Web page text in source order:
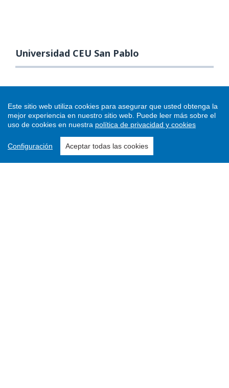
Universidad CEU San Pablo
Este sitio web utiliza cookies para asegurar que usted obtenga la
mejor experiencia en nuestro sitio web. Puede leer más sobre el
uso de cookies en nuestra política de privacidad y cookies
Configuración Aceptar todas las cookies